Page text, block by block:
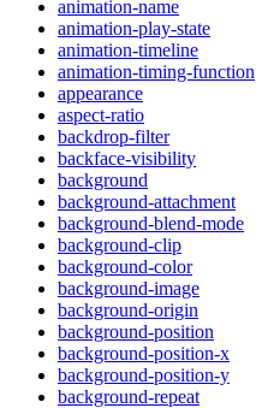
animation-name
animation-play-state
animation-timeline
animation-timing-function
appearance
aspect-ratio
backdrop-filter
backface-visibility
background
background-attachment
background-blend-mode
background-clip
background-color
background-image
background-origin
background-position
background-position-x
background-position-y
background-repeat